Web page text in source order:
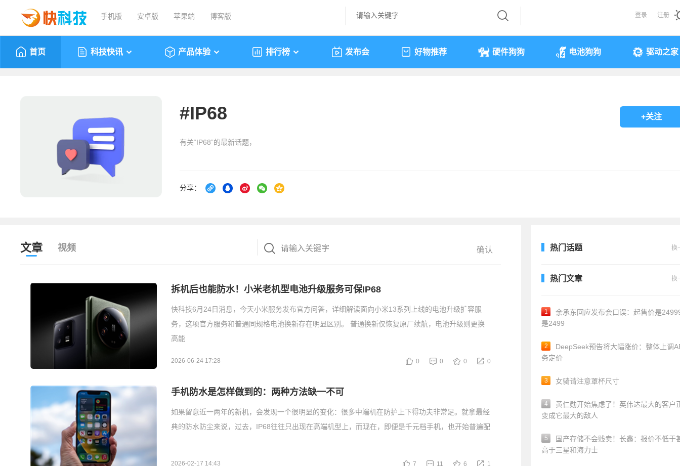
手机版 安卓版 苹果端 博客版 登录 注册
首页 科技快讯 产品体验 排行榜 发布会 好物推荐 硬件狗狗 电池狗狗 驱动之家
#IP68
有关“IP68”的最新话题，
分享：
+关注
文章 视频
拆机后也能防水！小米老机型电池升级服务可保IP68
快科技6月24日消息，今天小米服务发布官方问答，详细解读面向小米13系列上线的电池升级扩容服
务，这项官方服务和普通同规格电池换新存在明显区别。 普通换新仅恢复原厂续航，电池升级则更换
高能
2026-06-24 17:28 0 0 0 0
手机防水是怎样做到的：两种方法缺一不可
如果留意近一两年的新机，会发现一个很明显的变化：很多中端机在防护上下得功夫非常足。就拿最经
典的防水防尘来说，过去，IP68往往只出现在高端机型上，而现在，即便是千元档手机，也开始普遍配
2026-02-17 14:43 7 11 6 1
热门话题 换
热门文章 换
1
余承东回应发布会口误：起售价是
是2499
2
DeepSeek预告将大幅涨价：整体上调
务定价
3 女骑请注意罩杯尺寸
4
黄仁勋开始焦虑了！英伟达最大的客户
变成它最大的敌人
5
国产存储不会贱卖！长鑫：报价不低于
高于三星和海力士